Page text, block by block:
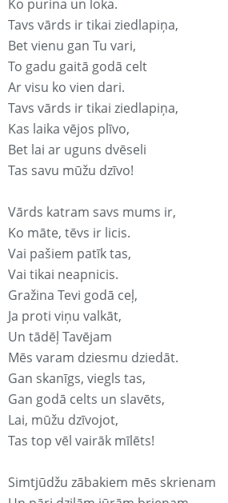
Ko purina un loka.
Tavs vārds ir tikai ziedlapiņa,
Bet vienu gan Tu vari,
To gadu gaitā godā celt
Ar visu ko vien dari.
Tavs vārds ir tikai ziedlapiņa,
Kas laika vējos plīvo,
Bet lai ar uguns dvēseli
Tas savu mūžu dzīvo!
Vārds katram savs mums ir,
Ko māte, tēvs ir licis.
Vai pašiem patīk tas,
Vai tikai neapnicis.
Gražina Tevi godā ceļ,
Ja proti viņu valkāt,
Un tādēļ Tavējam
Mēs varam dziesmu dziedāt.
Gan skanīgs, viegls tas,
Gan godā celts un slavēts,
Lai, mūžu dzīvojot,
Tas top vēl vairāk mīlēts!
Simtjūdžu zābakiem mēs skrienam